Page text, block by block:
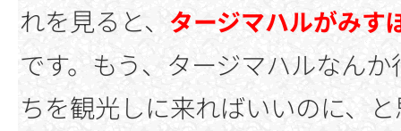
れを見ると、 タージマハルがみす
です。もう、タージマハルなん
ちを観光しに来ればいいのに、